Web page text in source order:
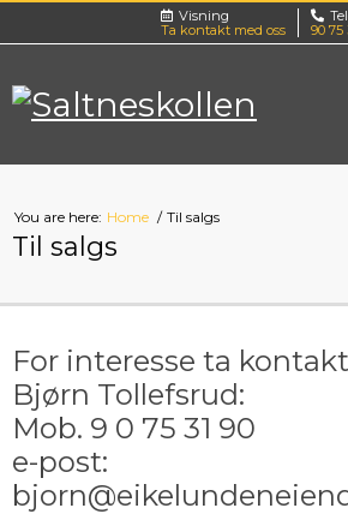
Visning
Ta kontakt med oss
90 75
You are here: Home Til salgs
Til salgs
For interesse ta
Bjørn Tollefsrud:
Mob. 9 0 75 31 90
e-post: